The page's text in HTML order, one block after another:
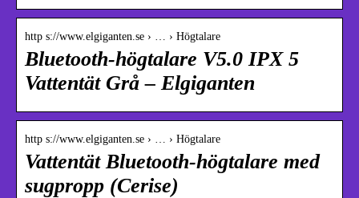
http s://www.elgiganten.se › … › Högtalare
Bluetooth-högtalare V5.0 IPX 5
Vattentät Grå – Elgiganten
http s://www.elgiganten.se › … › Högtalare
Vattentät Bluetooth-högtalare med
sugpropp (Cerise)